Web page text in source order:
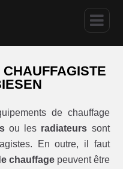
de chauffage
ou les radiateurs sont
En outre, il faut
chauffagepeuvent être